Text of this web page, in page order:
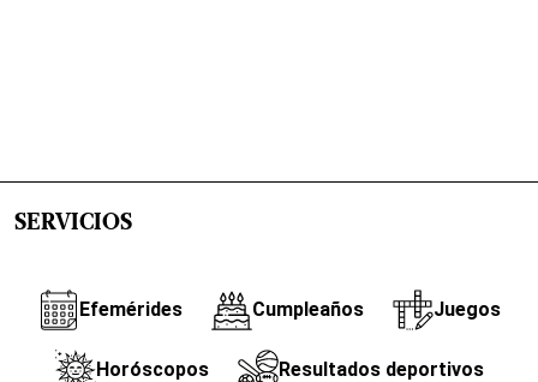
SERVICIOS
Efemérides Cumpleaños Juegos
Horóscopos Resultados deportivos